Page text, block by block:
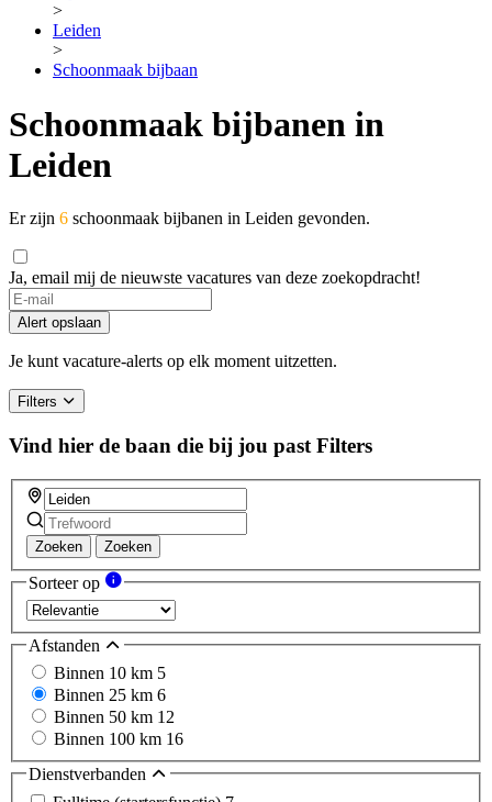
>
Leiden
>
Schoonmaak bijbaan
Schoonmaak bijbanen in
Leiden
Er zijn 6 schoonmaak bijbanen in Leiden gevonden.
Ja, email mij de nieuwste vacatures van deze zoekopdracht!
Alert opslaan
Je kunt vacature-alerts op elk moment uitzetten.
Filters
Vind hier de baan die bij jou past Filters
Zoeken Zoeken
Sorteer op
Afstanden
Binnen 10 km 5
Binnen 25 km 6
Binnen 50 km 12
Binnen 100 km 16
Dienstverbanden